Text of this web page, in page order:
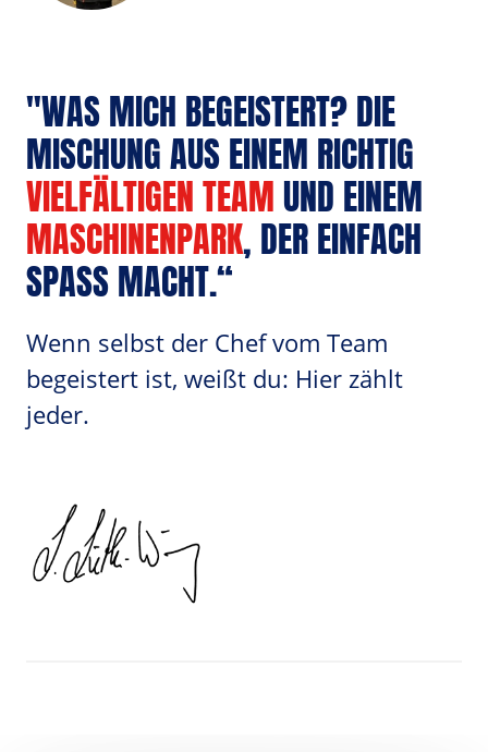
"WAS MICH BEGEISTERT? DIE
VIELFÄLTIGEN TEAM
MASCHINENPARK, DER EINFACH
SPASS MACHT.“
Wenn selbst der Chef vom Team
begeistert ist, weißt du: Hier zählt
jeder.